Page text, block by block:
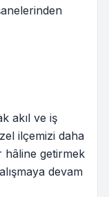
akıl ve iş
ilçemizi daha
hâline getirmek
devam